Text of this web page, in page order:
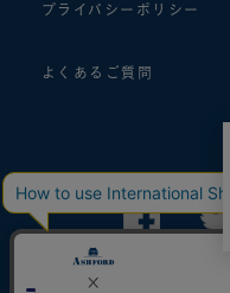
プライバシーポリシー
よくあるご質問